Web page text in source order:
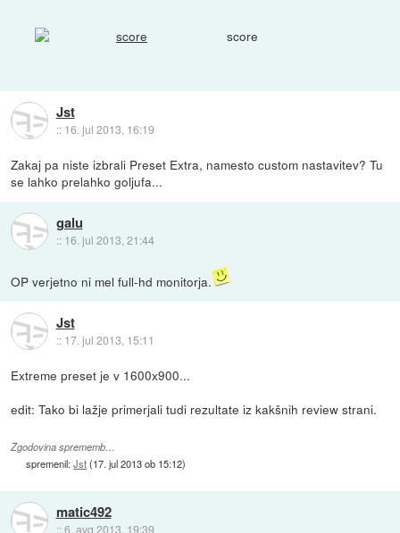
score
Jst
:: 16. jul 2013, 16:19
Zakaj pa niste izbrali Preset Extra, namesto custom nastavitev? Tu
se lahko prelahko goljufa...
galu
:: 16. jul 2013, 21:44
OP verjetno ni mel full-hd monitorja.
Jst
:: 17. jul 2013, 15:11
Extreme preset je v 1600x900...
edit: Tako bi lažje primerjali tudi rezultate iz kakšnih review strani.
Zgodovina sprememb…
spremenil:Jst(17. jul 2013 ob 15:12)
matic492
::6. avg 2013, 19:39